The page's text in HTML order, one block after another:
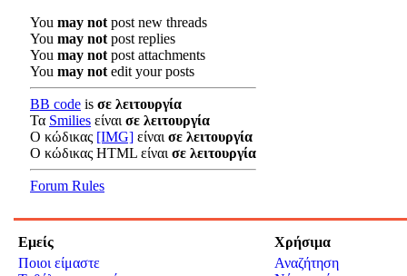
You may not post new threads
You may not post replies
You may not post attachments
You may not edit your posts
BB code is σε λειτουργία
Τα Smilies είναι σε λειτουργία
Ο κώδικας [IMG] είναι σε λειτουργία
Ο κώδικας HTML είναι σε λειτουργία
Forum Rules
Εμείς
Ποιοι είμαστε
Χρήσιμα
Αναζήτηση